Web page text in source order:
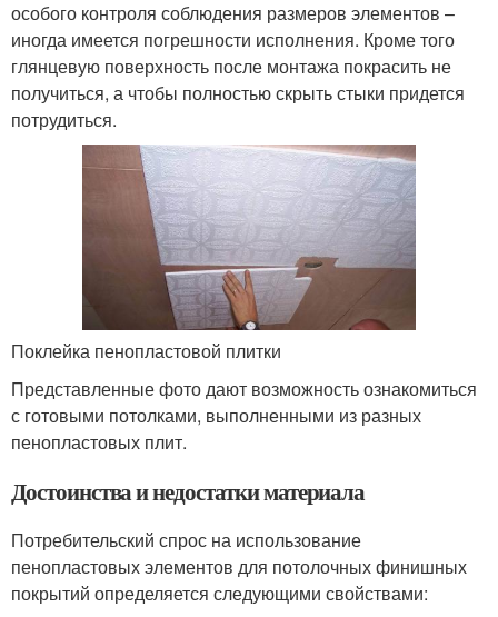
особого контроля соблюдения размеров элементов –
иногда имеется погрешности исполнения. Кроме того
глянцевую поверхность после монтажа покрасить не
получиться, а чтобы полностью скрыть стыки придется
потрудиться.
Поклейка пенопластовой плитки
Представленные фото дают возможность ознакомиться
с готовыми потолками, выполненными из разных
пенопластовых плит.
Достоинства и недостатки материала
Потребительский спрос на использование
пенопластовых элементов для потолочных финишных
покрытий определяется следующими свойствами: